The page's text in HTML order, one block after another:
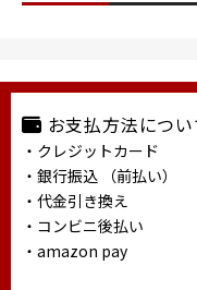
お支払方法につい
・クレジットカード
・銀行振込 （前払い）
・代金引き換え
・コンビニ後払い
・amazon pay